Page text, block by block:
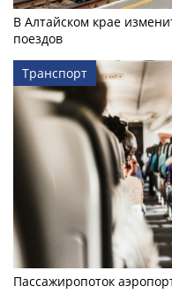
В Алтайском крае
поездов
Транспорт
Пассажиропоток